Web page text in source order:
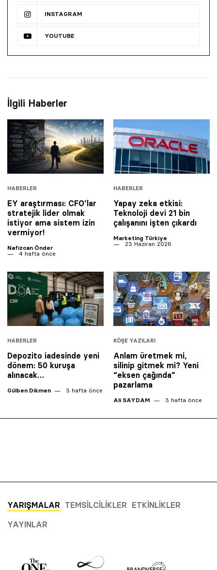
INSTAGRAM
YOUTUBE
İlgili Haberler
HABERLER
EY araştırması: CFO’lar
stratejik lider olmak
istiyor ama sistem izin
vermiyor!
Nafizcan Önder
4 hafta önce
HABERLER
Yapay zeka etkisi:
Teknoloji devi 21 bin
çalışanını işten çıkardı
Marketing Türkiye
23 Haziran 2026
HABERLER
Depozito iadesinde yeni
dönem: 50 kuruşa
alınacak…
Gülben Dikmen 3 hafta önce
KÖŞE YAZILARI
Anlam üretmek mi,
silinip gitmek mi? Yeni
“eksen çağında”
pazarlama
Ali SAYDAM 3 hafta önce
YARIŞMALAR TEMSILCILIKLER ETKINLIKLER
YAYINLAR